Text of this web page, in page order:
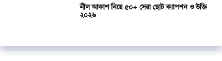
নীল আকাশ নিয়ে ৫০+ সেরা ছোট ক্যাপশন ও উক্তি
২০২৬